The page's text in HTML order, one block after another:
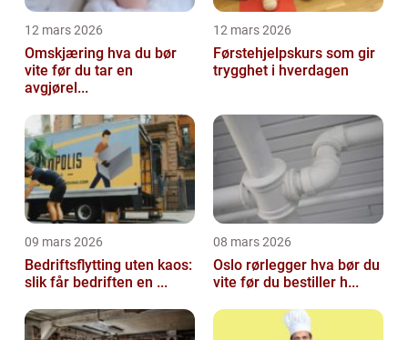
12 mars 2026
Omskjæring hva du bør
vite før du tar en
avgjørel...
12 mars 2026
Førstehjelpskurs som gir
trygghet i hverdagen
09 mars 2026
Bedriftsflytting uten kaos:
slik får bedriften en ...
08 mars 2026
Oslo rørlegger hva bør du
vite før du bestiller h...